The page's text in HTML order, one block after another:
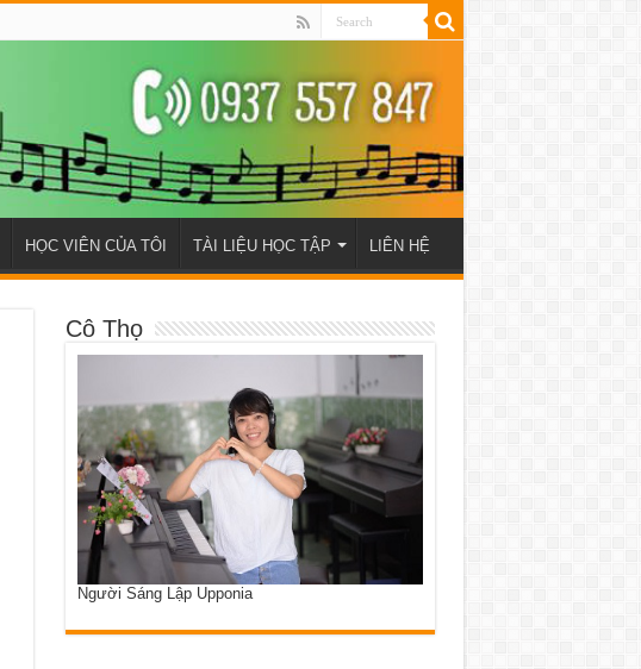
HỌC VIÊN CỦA TÔI TÀI LIỆU HỌC TẬP LIÊN HỆ
Cô Thọ
Người Sáng Lập Upponia